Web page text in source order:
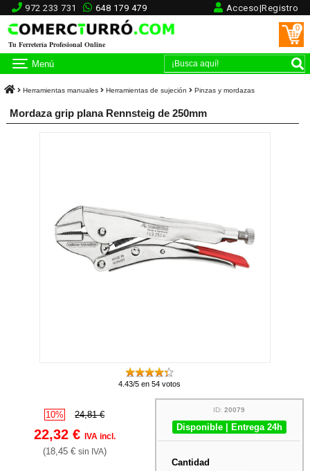
972 233 731 648 179 479 Acceso|Registro
Tu Ferretería Profesional Online
0
Menú
Herramientas manuales Herramientas de sujeción Pinzas y mordazas
Mordaza grip plana Rennsteig de 250mm
4.43/5 en 54 votos
10% 24,81 €
22,32 € IVA incl.
(18,45 € sin IVA)
ID:20079
Disponible | Entrega 24h
Cantidad